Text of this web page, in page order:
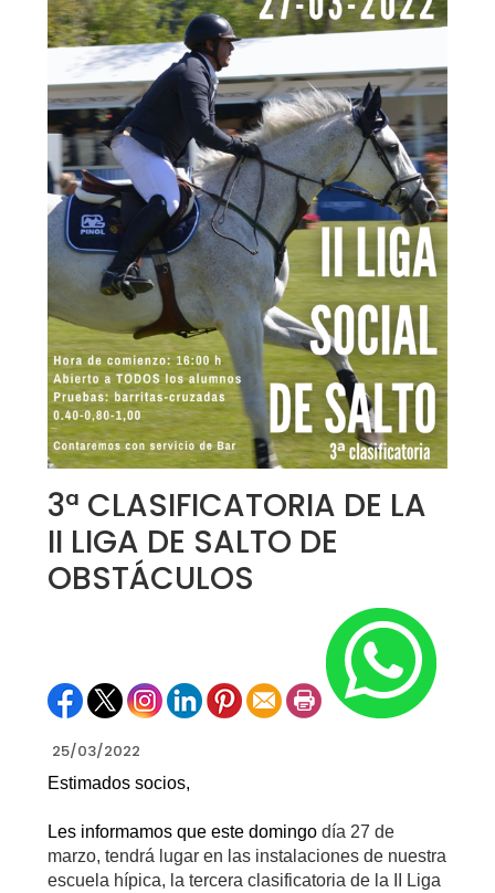
3ª CLASIFICATORIA DE LA
II LIGA DE SALTO DE
OBSTÁCULOS
25/03/2022
Estimados socios,
Les informamos que este domingodía 27 de
marzo, tendrá lugar en las instalaciones de nuestra
escuela hípica, la tercera clasificatoria de la II Liga